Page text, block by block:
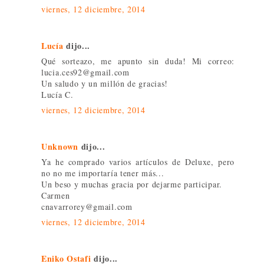
viernes, 12 diciembre, 2014
Lucía dijo...
Qué sorteazo, me apunto sin duda! Mi correo:
lucia.ces92@gmail.com
Un saludo y un millón de gracias!
Lucía C.
viernes, 12 diciembre, 2014
Unknown dijo...
Ya he comprado varios artículos de Deluxe, pero
no no me importaría tener más...
Un beso y muchas gracia por dejarme participar.
Carmen
cnavarrorey@gmail.com
viernes, 12 diciembre, 2014
Eniko Ostafi dijo...